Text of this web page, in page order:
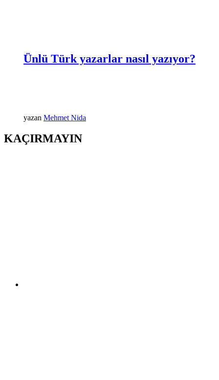
Ünlü Türk yazarlar nasıl yazıyor?
yazan Mehmet Nida
KAÇIRMAYIN